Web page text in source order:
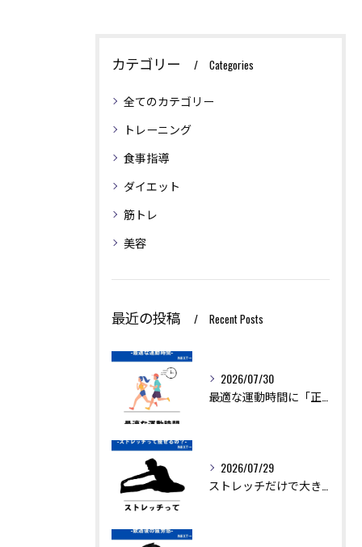
カテゴリー Categories
全てのカテゴリー
トレーニング
食事指導
ダイエット
筋トレ
美容
最近の投稿 Recent Posts
2026/07/30
最適な運動時間に「正解」はありません。
2026/07/29
ストレッチだけで大きく痩せることは難しいですが、ダイエットを...